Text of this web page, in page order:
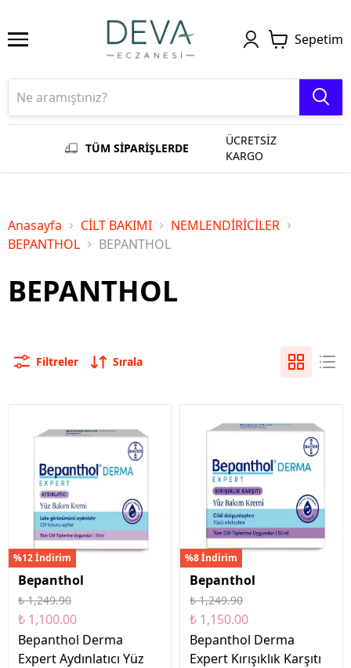
Sepetim
TÜM SİPARİŞLERDE
ÜCRETSİZ
KARGO
Anasayfa CİLT BAKIMI
NEMLENDİRİCİLER
BEPANTHOL
BEPANTHOL
BEPANTHOL
Filtreler Sırala
%12 İndirim
Bepanthol
₺ 1,249.90
₺ 1,100.00
Bepanthol Derma
Expert Aydınlatıcı Yüz
%8 İndirim
Bepanthol
₺ 1,249.90
₺ 1,150.00
Bepanthol Derma
Expert Kırışıklık Karşıtı